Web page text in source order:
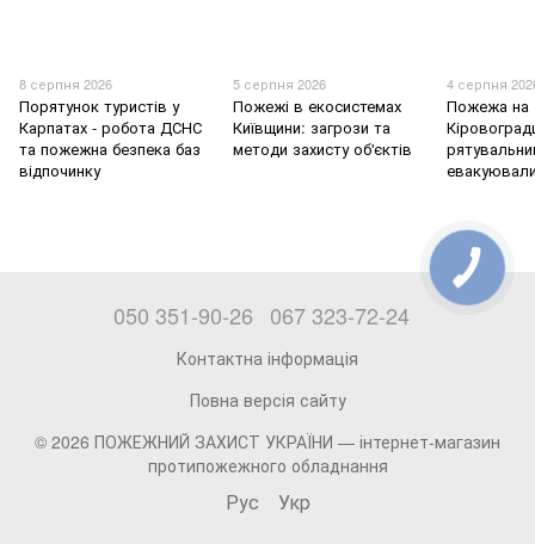
8 серпня 2026
Порятунок туристів у
Карпатах - робота ДСНС
та пожежна безпека баз
відпочинку
5 серпня 2026
Пожежі в екосистемах
Київщини: загрози та
методи захисту об'єктів
4 серпня
Пожежа на
050 351-90-26 067 323-72-24
Контактна інформація
Повна версія сайту
© 2026 ПОЖЕЖНИЙ ЗАХИСТ УКРАЇНИ — інтернет-магазин
протипожежного обладнання
Рус Укр